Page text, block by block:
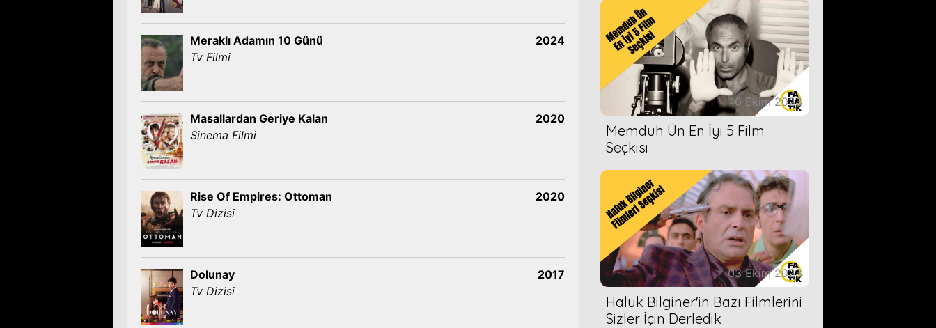
Meraklı Adamın 10 Günü
Tv Filmi
2024
Masallardan Geriye Kalan
Sinema Filmi
2020
Rise Of Empires: Ottoman
Tv Dizisi
2020
Dolunay
Tv Dizisi
2017
10 Ekim 2023
Memduh Ün En İyi 5 Film
Seçkisi
03 Ekim 2023
Haluk Bilginer'in Bazı Filmlerini
Sizler İçin Derledik